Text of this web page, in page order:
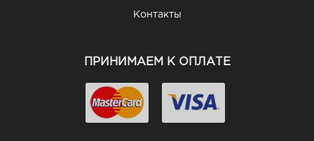
Контакты
ПРИНИМАЕМ К ОПЛАТЕ